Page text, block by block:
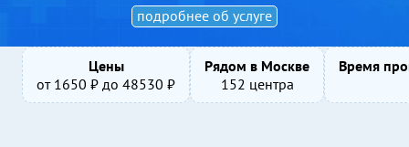
подробнее об услуге
Цены
от 1650 ₽ до 48530 ₽
Рядом в Москве
152 центра
Время